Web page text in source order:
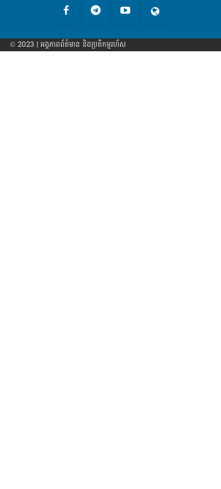
© 2023 | អង្គភាព​ព័ត៌មាន​ និងប្រតិកម្មរហ័ស